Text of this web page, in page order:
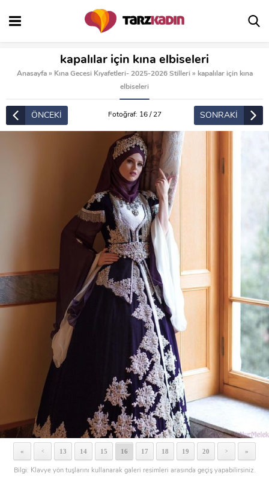
kapalılar için kına elbiseleri
Anasayfa » Kına Gecesi Kıyafetleri- 2025-2026 Stilleri » kapalılar için kına
elbiseleri
ÖNCEKİ Fotoğraf: 16 / 27 SONRAKİ
« < 13 14 15 16 17 18 19 20 > »
Bilgi: Klavye yön tuşlarını kullanarak galeri resimleri arasında geçiş yapabilirsiniz.